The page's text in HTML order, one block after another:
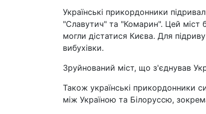
Українські прикордонники
"Славутич" та "Комарин". Цей міст
могли дістатися Києва. Для
вибухівки.
Зруйнований міст, що з'єднував
Також українські прикордонники
між Україною та Білоруссю,